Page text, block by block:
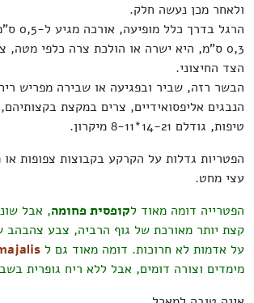
ולאחר מכן נעשה חלק.
0,3 ס"מ, היא ישרה או הולכת צרה כלפי מטה,
הצד החיצוני.
הבשר רזה, שביר ובפגיעה או שבירה מפריש ריח
הנבגים אליפסואידיים, צרים במקצת בקצותיהם,
טיפות, גודלם 14-21*8-11 מיקרון.
הפטריות גדלות על הקרקע בקבוצות צפופות או
עצי מחט.
הפטרייה דומה מאוד ל קופסית פחומה, אבל
קצת יותר מאורכת של גוף הרביה, צבע צהבהב
על אדמות לא חרוכות. דומה מאוד גם ל majalis
מימדים וצורה דומים, אבל ללא ריח גופרית